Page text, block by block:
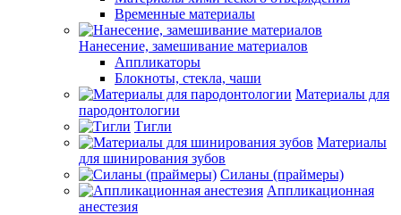
Временные материалы
Нанесение, замешивание материалов
Аппликаторы
Блокноты, стекла, чаши
Материалы для
пародонтологии
Тигли
Материалы
для шинирования зубов
Силаны (праймеры)
Аппликационная
анестезия